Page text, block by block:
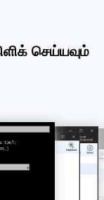
செய்யவும்